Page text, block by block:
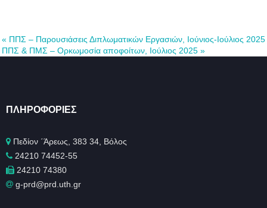
« ΠΠΣ – Παρουσιάσεις Διπλωματικών Εργασιών, Ιούνιος-Ιούλιος 2025
ΠΠΣ & ΠΜΣ – Ορκωμοσία αποφοίτων, Ιούλιος 2025 »
ΠΛΗΡΟΦΟΡΊΕΣ
Πεδίον ΄Άρεως, 383 34, Βόλος
24210 74452-55
24210 74380
g-prd@prd.uth.gr